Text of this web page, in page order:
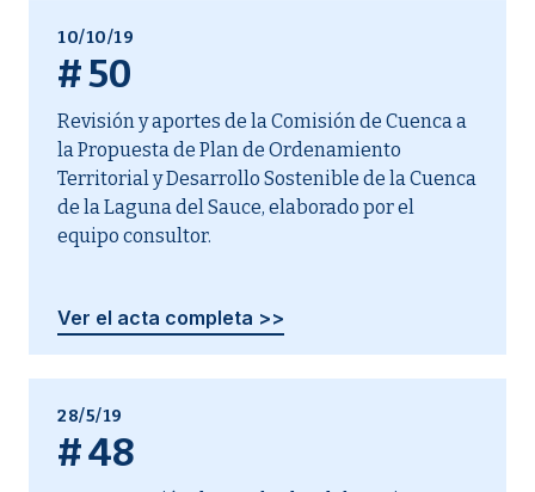
10/10/19
#50
Revisión y aportes de la Comisión de Cuenca a
la Propuesta de Plan de Ordenamiento
Territorial y Desarrollo Sostenible de la Cuenca
de la Laguna del Sauce, elaborado por el
equipo consultor.
Ver el acta completa >>
28/5/19
#48